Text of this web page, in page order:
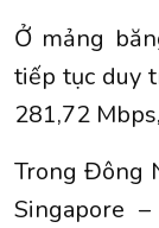
Ở mảng
tiếp tục duy
281,72
Trong Đông
Singapore